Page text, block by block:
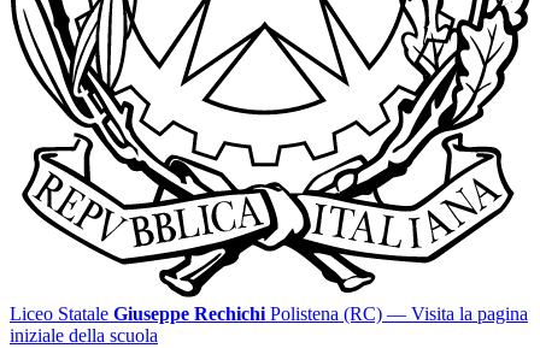
Liceo Statale Giuseppe Rechichi Polistena (RC) — Visita la pagina
iniziale della scuola